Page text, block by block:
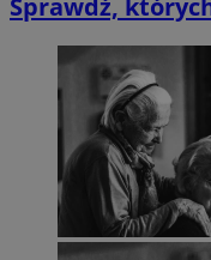
Sprawdź,